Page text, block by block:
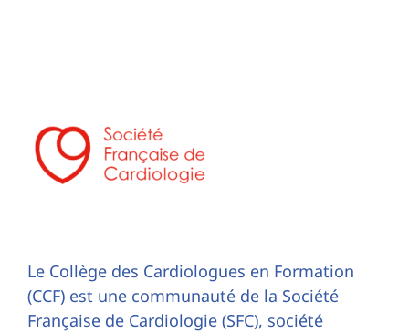
Le Collège des Cardiologues en Formation
(CCF) est une communauté de la Société
Française de Cardiologie (SFC), société